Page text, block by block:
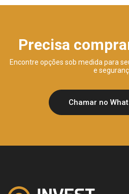
Precisa
Encontre opções sob medida para
e
Chamar no